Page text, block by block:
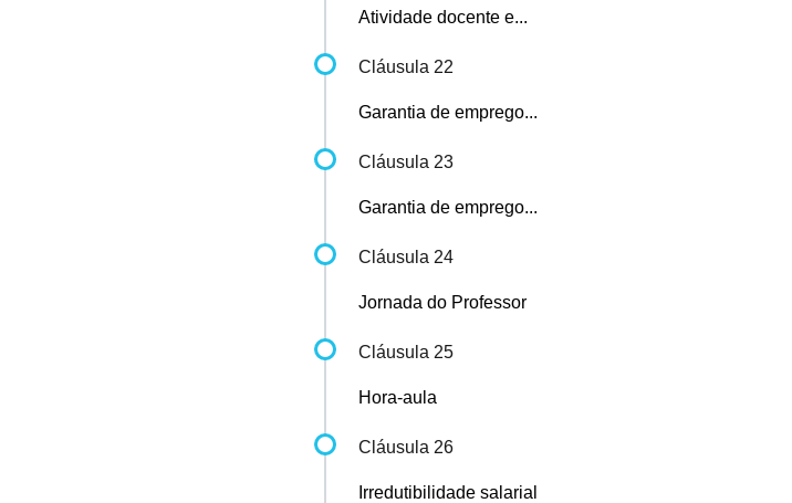
Atividade docente e...
Cláusula 22
Garantia de emprego...
Cláusula 23
Garantia de emprego...
Cláusula 24
Jornada do Professor
Cláusula 25
Hora-aula
Cláusula 26
Irredutibilidade salarial